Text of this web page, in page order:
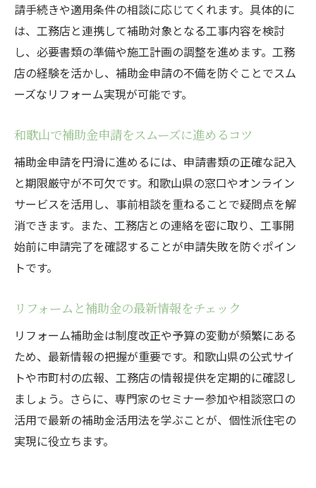
請手続きや適用条件の相談に応じてくれます。具体的に
は、工務店と連携して補助対象となる工事内容を検討
し、必要書類の準備や施工計画の調整を進めます。工務
店の経験を活かし、補助金申請の不備を防ぐことでスム
ーズなリフォーム実現が可能です。
和歌山で補助金申請をスムーズに進めるコツ
補助金申請を円滑に進めるには、申請書類の正確な記入
と期限厳守が不可欠です。和歌山県の窓口やオンライン
サービスを活用し、事前相談を重ねることで疑問点を解
消できます。また、工務店との連絡を密に取り、工事開
始前に申請完了を確認することが申請失敗を防ぐポイン
トです。
リフォームと補助金の最新情報をチェック
リフォーム補助金は制度改正や予算の変動が頻繁にある
ため、最新情報の把握が重要です。和歌山県の公式サイ
トや市町村の広報、工務店の情報提供を定期的に確認し
ましょう。さらに、専門家のセミナー参加や相談窓口の
活用で最新の補助金活用法を学ぶことが、個性派住宅の
実現に役立ちます。